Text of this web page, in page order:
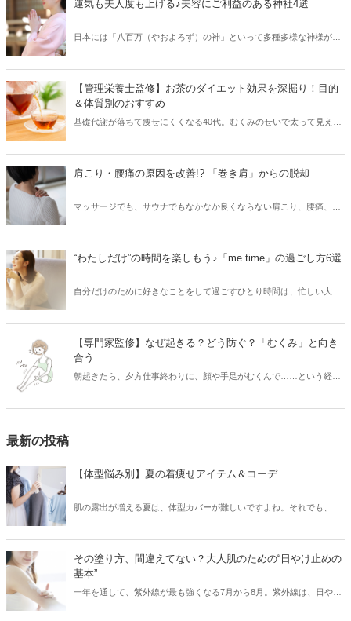
運気も美人度も上げる♪美容にご利益のある神社4選
日本には「八百万（やおよろず）の神」といって多種多様な神様がお
くれる神様もいらっしゃいます。今回はそんな女性の永遠の願いを聞
いてくれる、美に関する神社をご紹介します。年末年始のお参りにい
かがですか？
【管理栄養士監修】お茶のダイエット効果を深掘り！目的
＆体質別のおすすめ
基礎代謝が落ちて痩せにくくなる40代。むくみのせいで太って見えて
すすめしたいのが「お茶ダイエット」です。お茶はダイエットに適し
た飲み物なのですが、種類がたくさんあり、どれを選べば良いかわか
らないかもしれません。そこで本記事では、管理栄養士・上辻知津子
別のおすすめについて解説していただきます。
肩こり・腰痛の原因を改善!? 「巻き肩」からの脱却
マッサージでも、サウナでもなかなか良くならない肩こり、腰痛、猫
は、巻き肩の概要と、セルフケアでできる予防・対策を紹介します。
“わたしだけ”の時間を楽しもう♪「me time」の過ごし方6選
自分だけのために好きなことをして過ごすひとり時間は、忙しい大人
タイム）」という言葉をご存じでしょうか？今回は、me timeの概要
と、おすすめのme timeの過ごし方を紹介します。
【専門家監修】なぜ起きる？どう防ぐ？「むくみ」と向き
合う
朝起きたら、夕方仕事終わりに、顔や手足がむくんで……という経験
ズムや、日頃から気をつけるべき点、さらには「むくみ」の対策につ
最新の投稿
【体型悩み別】夏の着痩せアイテム＆コーデ
肌の露出が増える夏は、体型カバーが難しいですよね。それでも、素
えを叶えることはできます！「二の腕がちょっと……」、「胸やお尻
の位置が下がってきた」などのお悩み別に、夏の着痩せコーデをご紹
介します。
その塗り方、間違えてない？大人肌のための“日やけ止めの
基本”
一年を通して、紫外線が最も強くなる7月から8月。紫外線は、日や